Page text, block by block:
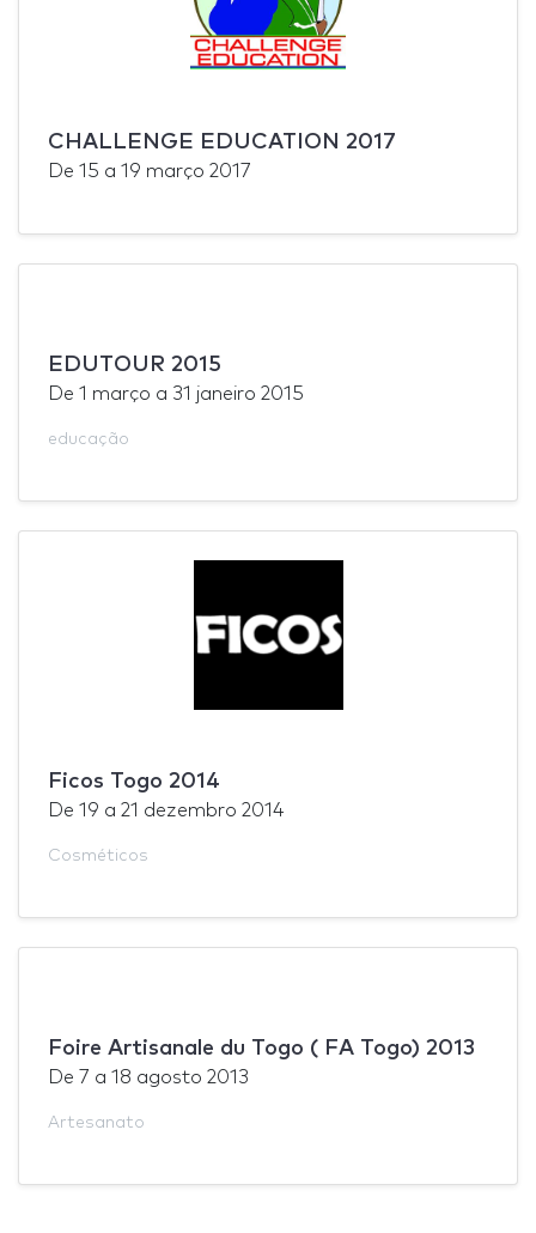
CHALLENGE EDUCATION 2017
De 15 a 19 março 2017
EDUTOUR 2015
De 1 março a 31 janeiro 2015
educação
Ficos Togo 2014
De 19 a 21 dezembro 2014
Cosméticos
Foire Artisanale du Togo ( FA Togo) 2013
De 7 a 18 agosto 2013
Artesanato